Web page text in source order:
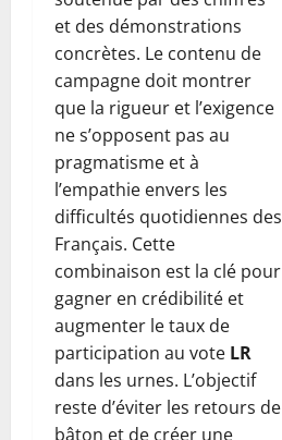
et des démonstrations
concrètes. Le contenu de
campagne doit montrer
que la rigueur et l’exigence
ne s’opposent pas au
pragmatisme et à
l’empathie envers les
difficultés quotidiennes des
Français. Cette
combinaison est la clé pour
gagner en crédibilité et
augmenter le taux de
participation au vote LR
dans les urnes. L’objectif
reste d’éviter les retours de
bâton et de créer une